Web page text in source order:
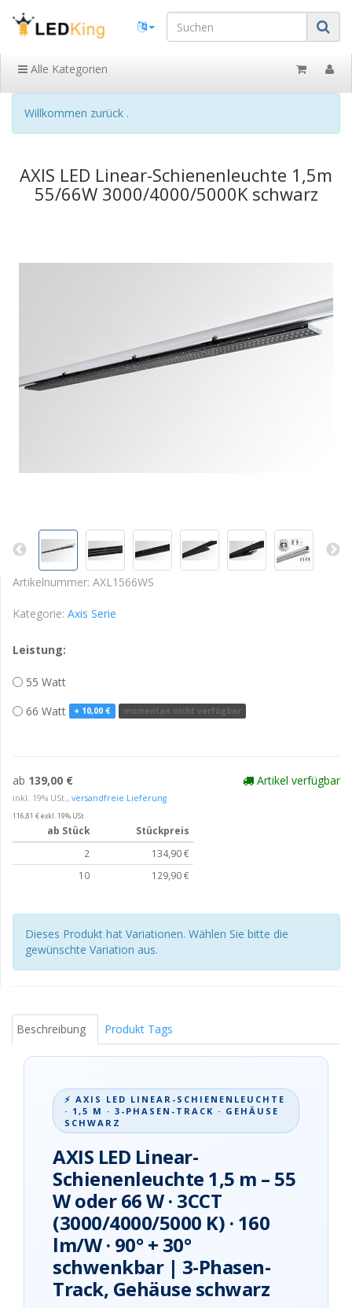
Alle Kategorien
Willkommen zurück .
AXIS LED Linear-Schienenleuchte 1,5m
55/66W 3000/4000/5000K schwarz
Artikelnummer: AXL1566WS
Kategorie: Axis Serie
Leistung:
55 Watt
66 Watt
+ 10,00 € momentan nicht verfügbar
ab 139,00 €
inkl. 19% USt., versandfreie Lieferung
116,81 € exkl. 19% USt
ab Stück
Stückpreis
2
134,90 €
10
129,90 €
Artikel verfügbar
Dieses Produkt hat Variationen. Wählen Sie bitte die
gewünschte Variation aus.
Beschreibung Produkt Tags
⚡ AXIS LED LINEAR-SCHIENENLEUCHTE
· 1,5 M · 3-PHASEN-TRACK · GEHÄUSE
SCHWARZ
AXIS LED Linear-
Schienenleuchte 1,5 m – 55
W oder 66 W · 3CCT
(3000/4000/5000 K) · 160
lm/W · 90° + 30°
schwenkbar | 3-Phasen-
Track, Gehäuse schwarz